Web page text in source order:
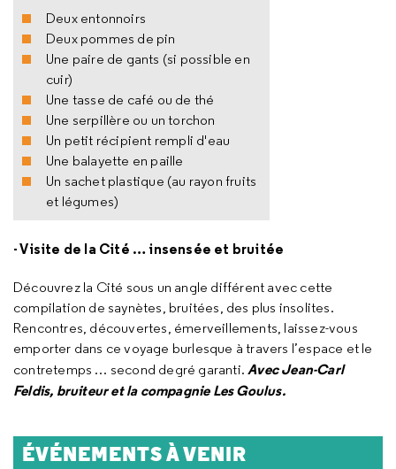
Deux entonnoirs
Deux pommes de pin
Une paire de gants (si possible en
cuir)
Une tasse de café ou de thé
Une serpillère ou un torchon
Un petit récipient rempli d'eau
Une balayette en paille
Un sachet plastique (au rayon fruits
et légumes)
- Visite de la Cité … insensée et bruitée
Découvrez la Cité sous un angle différent avec cette
compilation de saynètes, bruitées, des plus insolites.
Rencontres, découvertes, émerveillements, laissez-vous
emporter dans ce voyage burlesque à travers l’espace et le
contretemps … second degré garanti.Avec Jean-Carl
Feldis, bruiteur et la compagnie Les Goulus.
ÉVÉNEMENTS À VENIR